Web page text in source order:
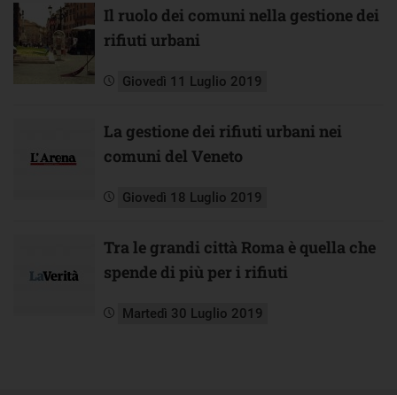
Il ruolo dei comuni nella gestione dei
rifiuti urbani
Giovedì 11 Luglio 2019
La gestione dei rifiuti urbani nei
comuni del Veneto
Giovedì 18 Luglio 2019
Tra le grandi città Roma è quella che
spende di più per i rifiuti
Martedì 30 Luglio 2019